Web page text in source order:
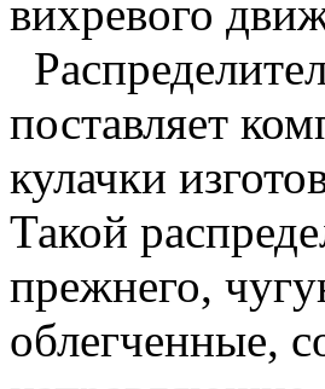
вихревого
поставляет
кулачки
Такой
прежнего,
облегченные,